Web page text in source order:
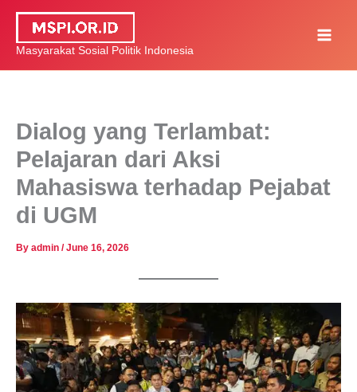
Skip
contentMasyarakat Sosial Politik Indonesia
Dialog yang Terlambat:
Pelajaran dari Aksi
Mahasiswa terhadap Pejabat
di UGM
By admin /June 16, 2026